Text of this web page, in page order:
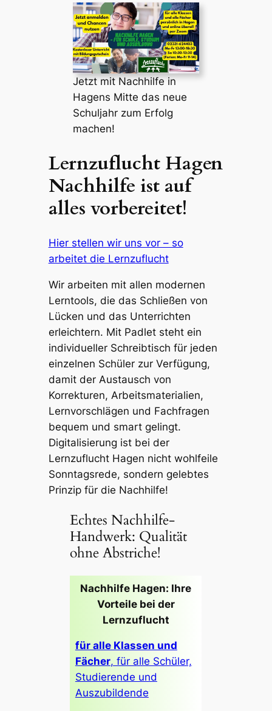
Jetzt mit Nachhilfe in
Hagens Mitte das neue
Schuljahr zum Erfolg
machen!
Lernzuflucht Hagen
Nachhilfe ist auf
alles vorbereitet!
Hier stellen wir uns vor – so
arbeitet die Lernzuflucht
Wir arbeiten mit allen modernen
Lerntools, die das Schließen von
Lücken und das Unterrichten
erleichtern. Mit Padlet steht ein
individueller Schreibtisch für jeden
einzelnen Schüler zur Verfügung,
damit der Austausch von
Korrekturen, Arbeitsmaterialien,
Lernvorschlägen und Fachfragen
bequem und smart gelingt.
Digitalisierung ist bei der
Lernzuflucht Hagen nicht wohlfeile
Sonntagsrede, sondern gelebtes
Prinzip für die Nachhilfe!
Echtes Nachhilfe-
Handwerk: Qualität
ohne Abstriche!
Nachhilfe Hagen: Ihre
Vorteile bei der
Lernzuflucht
für alle Klassen und
Fächer, für alle Schüler,
Studierende und
Auszubildende